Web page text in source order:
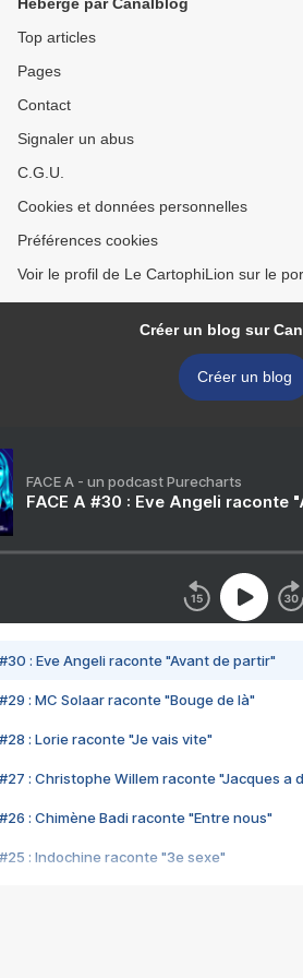
Top articles
Pages
Contact
Signaler un abus
C.G.U.
Cookies et données personnelles
Préférences cookies
Voir le profil de Le CartophiLion sur le
Créer un blog sur
Créer un blog
FACE A - un podcast Purecharts
FACE A #30 : Eve Angeli raconte
#30 : Eve Angeli raconte "Avant de partir"
#29 : MC Solaar raconte "Bouge de là"
#28 : Lorie raconte "Je vais vite"
#27 : Christophe Willem raconte "Jacques a
#26 : Chimène Badi raconte "Entre nous"
#25 : Indochine raconte "3e sexe"